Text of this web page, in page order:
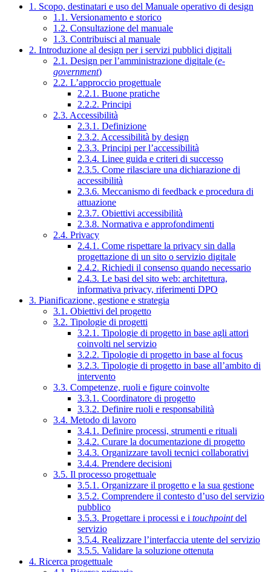
1. Scopo, destinatari e uso del Manuale operativo di design
1.1. Versionamento e storico
1.2. Consultazione del manuale
1.3. Contribuisci al manuale
2. Introduzione al design per i servizi pubblici digitali
2.1. Design per l’amministrazione digitale (e-
government)
2.2. L’approccio progettuale
2.2.1. Buone pratiche
2.2.2. Principi
2.3. Accessibilità
2.3.1. Definizione
2.3.2. Accessibilità by design
2.3.3. Principi per l’accessibilità
2.3.4. Linee guida e criteri di successo
2.3.5. Come rilasciare una dichiarazione di
accessibilità
2.3.6. Meccanismo di feedback e procedura di
attuazione
2.3.7. Obiettivi accessibilità
2.3.8. Normativa e approfondimenti
2.4. Privacy
2.4.1. Come rispettare la privacy sin dalla
progettazione di un sito o servizio digitale
2.4.2. Richiedi il consenso quando necessario
2.4.3. Le basi del sito web: architettura,
informativa privacy, riferimenti DPO
3. Pianificazione, gestione e strategia
3.1. Obiettivi del progetto
3.2. Tipologie di progetti
3.2.1. Tipologie di progetto in base agli attori
coinvolti nel servizio
3.2.2. Tipologie di progetto in base al focus
3.2.3. Tipologie di progetto in base all’ambito di
intervento
3.3. Competenze, ruoli e figure coinvolte
3.3.1. Coordinatore di progetto
3.3.2. Definire ruoli e responsabilità
3.4. Metodo di lavoro
3.4.1. Definire processi, strumenti e rituali
3.4.2. Curare la documentazione di progetto
3.4.3. Organizzare tavoli tecnici collaborativi
3.4.4. Prendere decisioni
3.5. Il processo progettuale
3.5.1. Organizzare il progetto e la sua gestione
3.5.2. Comprendere il contesto d’uso del servizio
pubblico
3.5.3. Progettare i processi e i touchpointdel
servizio
3.5.4. Realizzare l’interfaccia utente del servizio
3.5.5. Validare la soluzione ottenuta
4. Ricerca progettuale